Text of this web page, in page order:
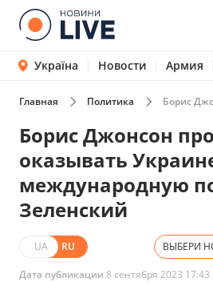
Україна Новости Армия
Главная Политика Борис
Борис Джонсон
оказывать
международную
Зеленский
UA RU ВЫБЕРИ
Дата публикации 8 сентября 2023 17:43